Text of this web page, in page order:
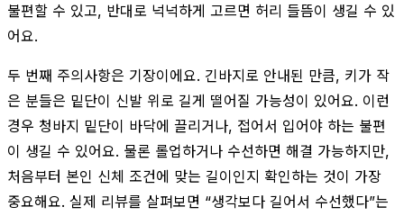
불편할 수 있고, 반대로 넉넉하게 고르면 허리 들뜸이 생길 수 있
어요.
두 번째 주의사항은 기장이에요. 긴바지로 안내된 만큼, 키가 작
은 분들은 밑단이 신발 위로 길게 떨어질 가능성이 있어요. 이런
경우 청바지 밑단이 바닥에 끌리거나, 접어서 입어야 하는 불편
이 생길 수 있어요. 물론 롤업하거나 수선하면 해결 가능하지만,
처음부터 본인 신체 조건에 맞는 길이인지 확인하는 것이 가장
중요해요. 실제 리뷰를 살펴보면 “생각보다 길어서 수선했다”는